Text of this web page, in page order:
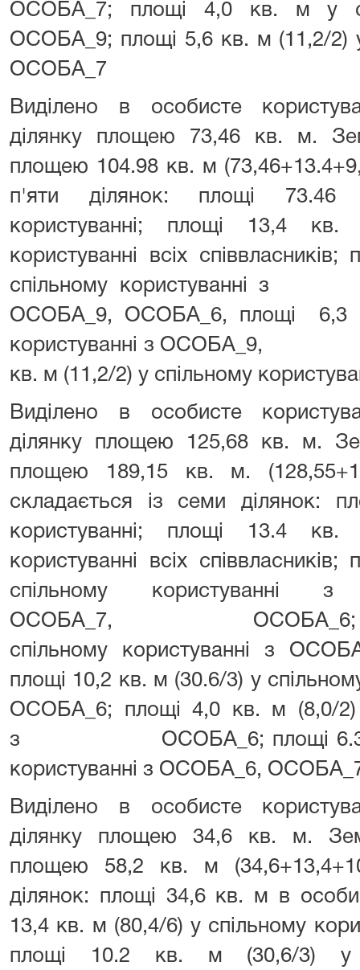
ОСОБА_7; площі 4,0 кв. м у
ОСОБА_9; площі 5,6 кв. м (11,2/2) у
ОСОБА_7
Виділено в особисте
ділянку площею 73,46 кв. м.
площею 104.98 кв. м
п'яти ділянок: площі
користуванні; площі 13,4
користуванні вcix
спільному
ОСОБА_9, ОСОБА_6, площі 6,3
користуванні з
кв. м (11,2/2) у спільному
Виділено в особисте
ділянку площею 125,68 кв. м.
площею 189,15 кв. м.
складається iз семи ділянок:
користуванні; площі 13.4
користуванні всіх
спільному
ОСОБА_7, ОСОБА_6; площі
cпільному користуванні з
площі 10,2 кв. м (30.6/3) у
ОСОБА_6; площі 4,0 кв. м (8,0/2)
з ОСОБА_6; площі 6.3 кв.
користуванні з ОСОБА_6,
Виділено в особисте
ділянку площею 34,6 кв. м.
площею 58,2 кв. м
ділянок: площі 34,6 кв. м в
13,4 кв. м (80,4/6) у спільному
площі 10.2 кв. м (30,6/3) у